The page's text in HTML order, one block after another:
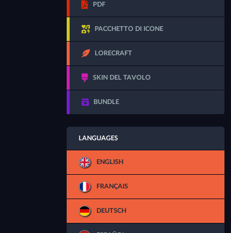
PDF
PACCHETTO DI ICONE
LORECRAFT
SKIN DEL TAVOLO
BUNDLE
LANGUAGES
ENGLISH
FRANÇAIS
DEUTSCH